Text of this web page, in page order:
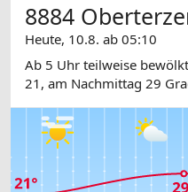
8884
Heute, 10.8. ab 05:10
Ab 5 Uhr teilweise
21, am Nachmittag 29